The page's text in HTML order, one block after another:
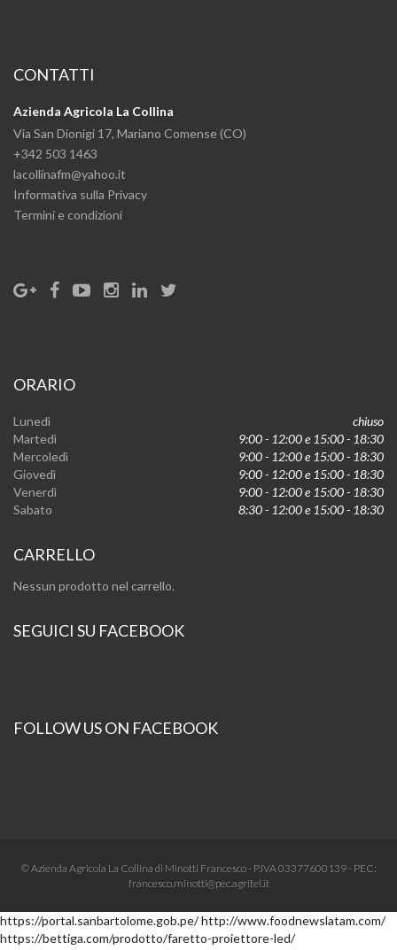
CONTATTI
Azienda Agricola La Collina
Via San Dionigi 17, Mariano Comense (CO)
+342 503 1463
lacollinafm@yahoo.it
Informativa sulla Privacy
Termini e condizioni
ORARIO
Lunedì
chiuso
Martedì
9:00 - 12:00 e 15:00 - 18:30
Mercoledì
9:00 - 12:00 e 15:00 - 18:30
Giovedì
9:00 - 12:00 e 15:00 - 18:30
Venerdì
9:00 - 12:00 e 15:00 - 18:30
Sabato
8:30 - 12:00 e 15:00 - 18:30
CARRELLO
Nessun prodotto nel carrello.
SEGUICI SU FACEBOOK
FOLLOW US ON FACEBOOK
© Azienda Agricola La Collina di Minotti Francesco - P.IVA 03377600139 - PEC:
francesco.minotti@pec.agritel.it
https://portal.sanbartolome.gob.pe/http://www.foodnewslatam.com/
https://bettiga.com/prodotto/faretto-proiettore-led/